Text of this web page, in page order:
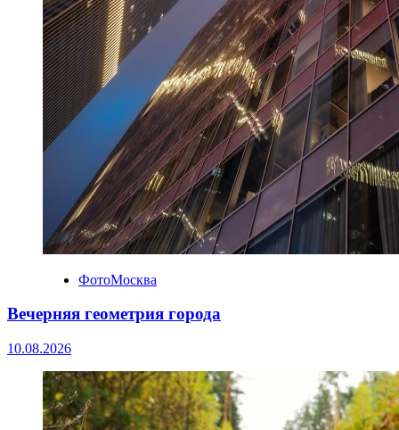
ФотоМосква
Вечерняя геометрия города
10.08.2026